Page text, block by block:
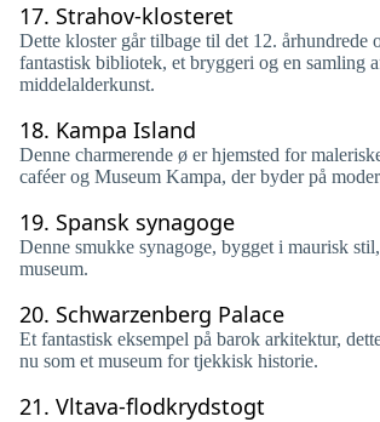
17. Strahov-klosteret
Dette kloster går tilbage til det 12. århundrede
fantastisk bibliotek, et bryggeri og en samling
middelalderkunst.
18. Kampa Island
Denne charmerende ø er hjemsted for
caféer og Museum Kampa, der byder på
19. Spansk synagoge
Denne smukke synagoge, bygget i maurisk
museum.
20. Schwarzenberg Palace
Et fantastisk eksempel på barok arkitektur,
nu som et museum for tjekkisk historie.
21. Vltava-flodkrydstogt